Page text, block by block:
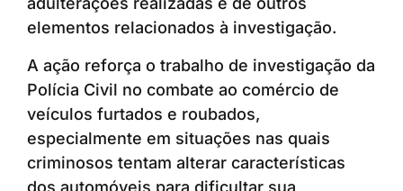
elementos relacionados à investigação.
A ação reforça o trabalho de investigação da
Polícia Civil no combate ao comércio de
veículos furtados e roubados,
especialmente em situações nas quais
criminosos tentam alterar características
dos automóveis para dificultar sua